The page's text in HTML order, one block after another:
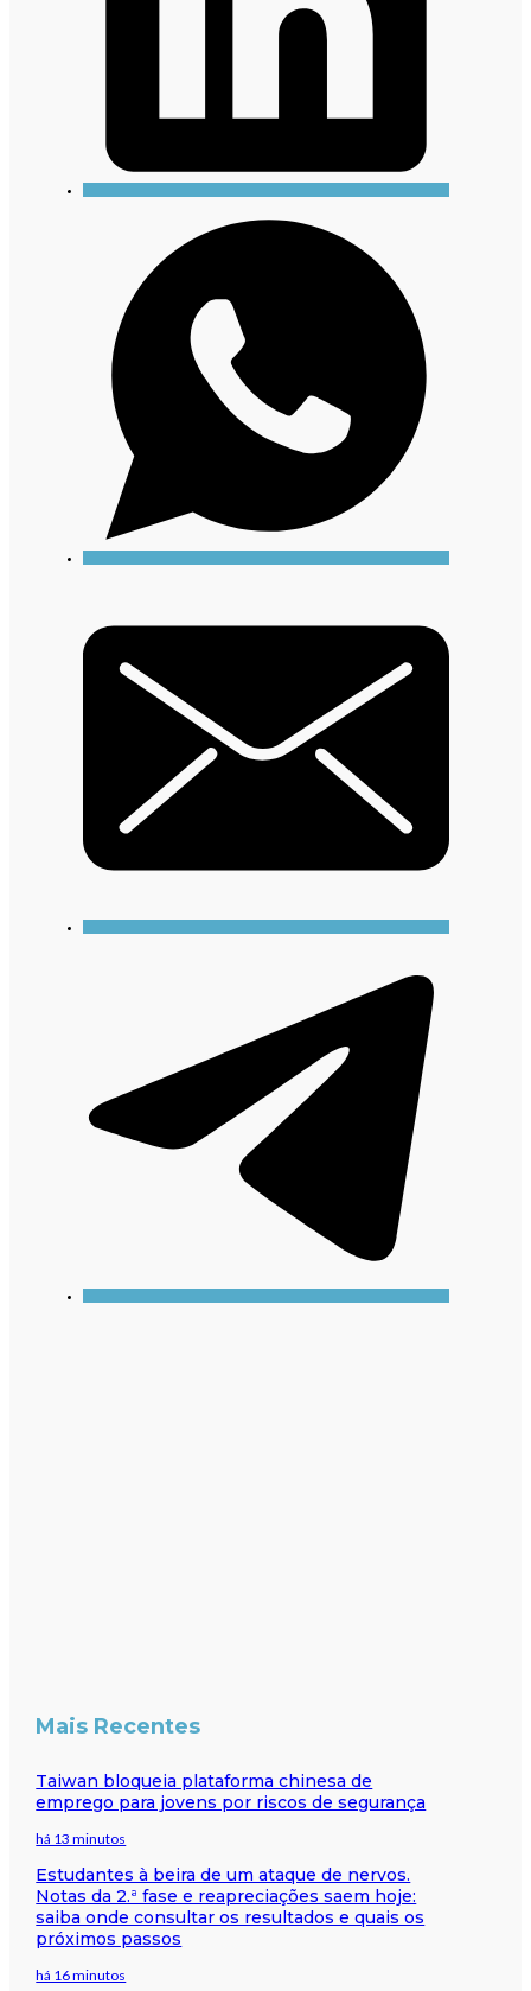
Mais Recentes
Taiwan bloqueia plataforma chinesa de
emprego para jovens por riscos de segurança
há 13 minutos
Estudantes à beira de um ataque de nervos.
Notas da 2.ª fase e reapreciações saem hoje:
saiba onde consultar os resultados e quais os
próximos passos
há 16 minutos